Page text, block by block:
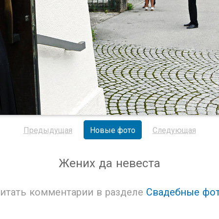
Предыдущая Новые фото Следующая
Жених да невеста
комментарии в разделе Свадебные